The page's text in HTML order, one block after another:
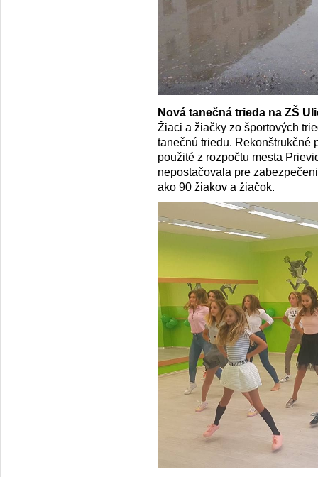
Nová tanečná trieda na ZŠ
Žiaci a žiačky zo športových
tanečnú triedu. Rekonštrukčné
použité z rozpočtu mesta
nepostačovala pre
ako 90 žiakov a žiačok.